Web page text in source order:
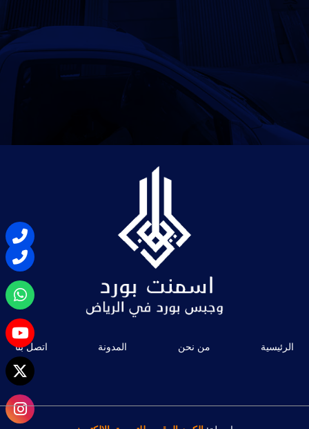
الرئيسية من نحن المدونة اتصل بنا